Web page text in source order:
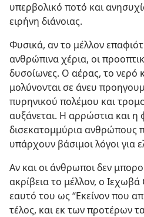
υπερβολικό ποτό και
ειρήνη διάνοιας.
Φυσικά, αν το μέλλον
ανθρώπινα χέρια, οι
δυσοίωνες. Ο αέρας, το νερό
μολύνονται σε άνευ
πυρηνικού πολέμου και
αυξάνεται. Η αρρώστια και η
δισεκατομμύρια ανθρώπους
υπάρχουν βάσιμοι λόγοι για
Αν και οι άνθρωποι δεν
ακρίβεια το μέλλον, ο
εαυτό του ως “Εκείνον που
τέλος, και εκ των προτέρων